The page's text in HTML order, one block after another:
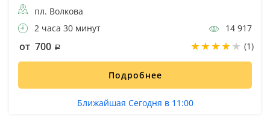
пл. Волкова
2 часа 30 минут
14 917
от 700 (1)
Подробнее
Ближайшая Сегодня в 11:00